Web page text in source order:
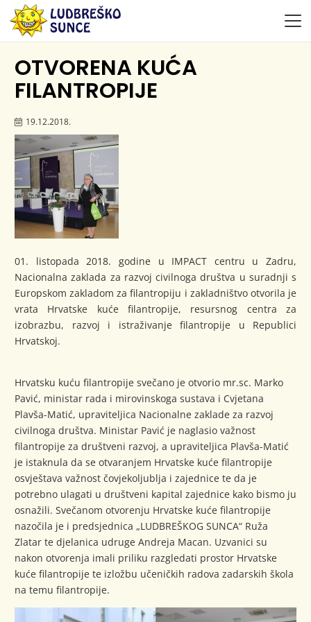
OTVORENA KUĆA
FILANTROPIJE
19.12.2018.
01. listopada 2018. godine u IMPACT centru u Zadru,
Nacionalna zaklada za razvoj civilnoga društva u suradnji s
Europskom zakladom za filantropiju i zakladništvo otvorila je
vrata Hrvatske kuće filantropije, resursnog centra za
izobrazbu, razvoj i istraživanje filantropije u Republici
Hrvatskoj.
Hrvatsku kuću filantropije svečano je otvorio mr.sc. Marko
Pavić, ministar rada i mirovinskoga sustava i Cvjetana
Plavša-Matić, upraviteljica Nacionalne zaklade za razvoj
civilnoga društva. Ministar Pavić je naglasio važnost
filantropije za društveni razvoj, a upraviteljica Plavša-Matić
je istaknula da se otvaranjem Hrvatske kuće filantropije
osvještava važnost čovjekoljublja i zajednice te da je
potrebno ulagati u društveni kapital zajednice kako bismo ju
osnažili. Svečanom otvorenju Hrvatske kuće filantropije
nazočila je i predsjednica „LUDBREŠKOG SUNCA“ Ruža
Zlatar te djelanica udruge Andreja Macan. Uzvanici su
nakon otvorenja imali priliku razgledati prostor Hrvatske
kuće filantropije te izložbu učeničkih radova zadarskih škola
na temu filantropije.